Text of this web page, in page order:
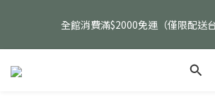
品除外）
全館消費滿$2000免運（僅限配送台
父親節活動｜指定品項任選兩件88折（礦標